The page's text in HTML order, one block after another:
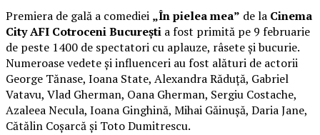
Premiera de gală a comediei „În pielea mea” de la Cinema
City AFI Cotroceni București a fost primită pe 9 februarie
de peste 1400 de spectatori cu aplauze, râsete și bucurie.
Numeroase vedete și influenceri au fost alături de actorii
George Tănase, Ioana State, Alexandra Răduță, Gabriel
Vatavu, Vlad Gherman, Oana Gherman, Sergiu Costache,
Azaleea Necula, Ioana Ginghină, Mihai Găinușă, Daria Jane,
Cătălin Coșarcă și Toto Dumitrescu.